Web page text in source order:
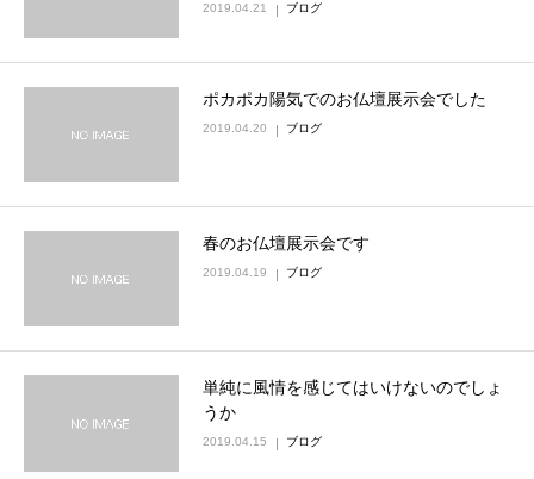
2019.04.21 ブログ
ポカポカ陽気でのお仏壇展示会でした
2019.04.20 ブログ
春のお仏壇展示会です
2019.04.19 ブログ
単純に風情を感じてはいけないのでしょ
うか
2019.04.15 ブログ